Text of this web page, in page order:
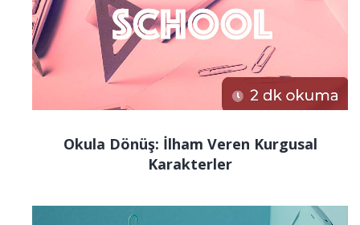
Okula Dönüş: İlham Veren Kurgusal
Karakterler